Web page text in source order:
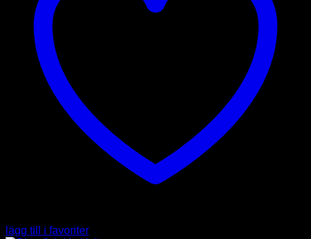
lägg till i favoriter